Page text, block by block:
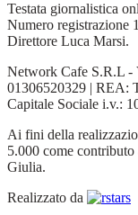
Testata giornalistica
Numero registrazione
Direttore Luca Marsi.
Network Cafe S.R.L -
01306520329 | REA:
Capitale Sociale i.v.:
Ai fini della
5.000 come
Giulia.
Realizzato da